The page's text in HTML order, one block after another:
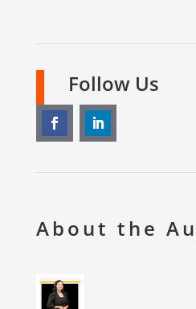
Follow Us
About the